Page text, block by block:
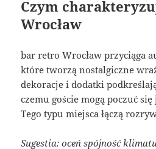
Czym
Wrocław
bar retro Wrocław przyciąga
które tworzą nostalgiczne
dekoracje i dodatki
czemu goście mogą poczuć
Tego typu miejsca łączą
Sugestia: oceń spójność